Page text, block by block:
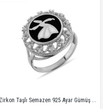
Zirkon Taşlı Semazen 925 Ayar Gümüş Bayan Yüzük